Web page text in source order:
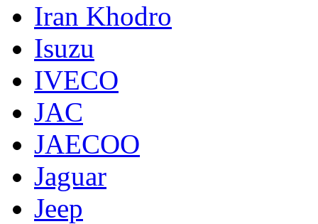
Iran Khodro
Isuzu
IVECO
JAC
JAECOO
Jaguar
Jeep